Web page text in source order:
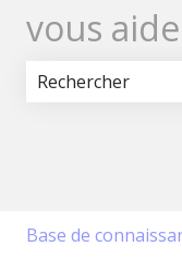
vous
Base de